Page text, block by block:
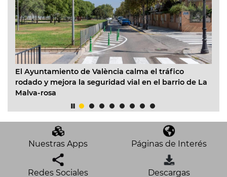
de València calma el tráfico
la seguridad vial en el barrio de La
EMT València
facilitar los
Nuestras Apps Páginas de Interés
Redes Sociales Descargas